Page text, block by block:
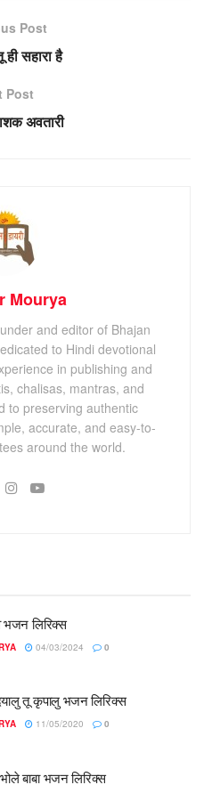
Post
सहारा है
Post
अवतारी
Mourya
and editor of Bhajan
to Hindi devotional
in publishing and
chalisas, mantras, and
to preserving authentic
accurate, and easy-to-
around the world.
भजन लिरिक्स
04/03/2024 0
तू कृपालु भजन लिरिक्स
11/05/2020 0
बाबा भजन लिरिक्स